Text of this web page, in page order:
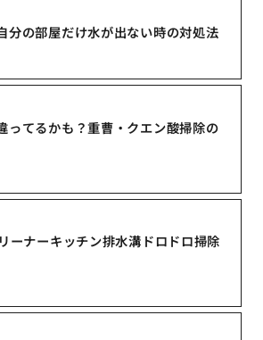
分の部屋だけ水が出ない時の対処法
ってるかも？重曹・クエン酸掃除の
ーナーキッチン排水溝ドロドロ掃除